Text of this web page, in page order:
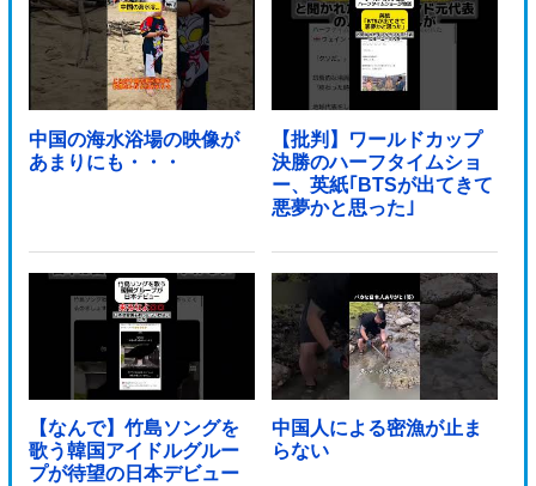
中国の海水浴場の映像が
あまりにも・・・
【批判】ワールドカップ
決勝のハーフタイムショ
ー、英紙｢BTSが出てきて
悪夢かと思った｣
【なんで】竹島ソングを
歌う韓国アイドルグルー
プが待望の日本デビュー
中国人による密漁が止ま
らない